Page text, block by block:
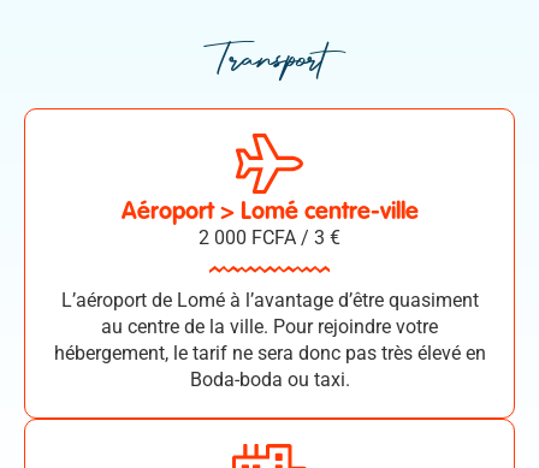
Transport
Aéroport > Lomé centre-ville
2 000 FCFA / 3 €
L’aéroport de Lomé à l’avantage d’être quasiment
au centre de la ville. Pour rejoindre votre
hébergement, le tarif ne sera donc pas très élevé en
Boda-boda ou taxi.